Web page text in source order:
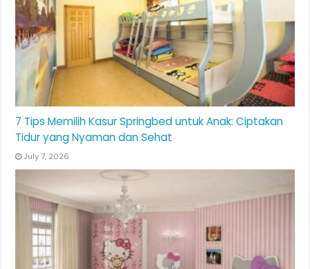
7 Tips Memilih Kasur Springbed untuk Anak: Ciptakan
Tidur yang Nyaman dan Sehat
July 7, 2026